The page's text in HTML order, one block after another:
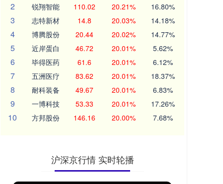
2 锐翔智能 110.02 20.21% 16.80%
3 志特新材 14.8 20.03% 14.18%
4 博腾股份 20.44 20.02% 14.77%
5 近岸蛋白 46.72 20.01% 5.62%
6 毕得医药 61.6 20.01% 6.12%
7 五洲医疗 83.62 20.01% 18.37%
8 耐科装备 49.67 20.01% 6.83%
9 一博科技 53.33 20.01% 17.26%
10 方邦股份 146.16 20.00% 7.68%
沪深京行情 实时轮播